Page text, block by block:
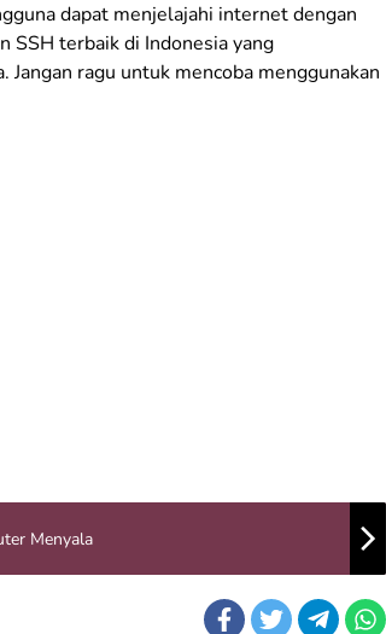
dapat menjelajahi internet dengan
SSH terbaik di Indonesia yang
ragu untuk mencoba menggunakan
Menyala